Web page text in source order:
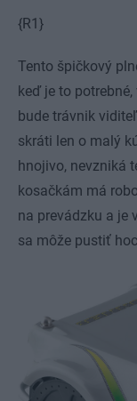
{R1}
Tento špičkový
keď je to
bude trávnik
skráti len o malý
hnojivo, nevzniká
kosačkám má
na prevádzku a je
sa môže pustiť